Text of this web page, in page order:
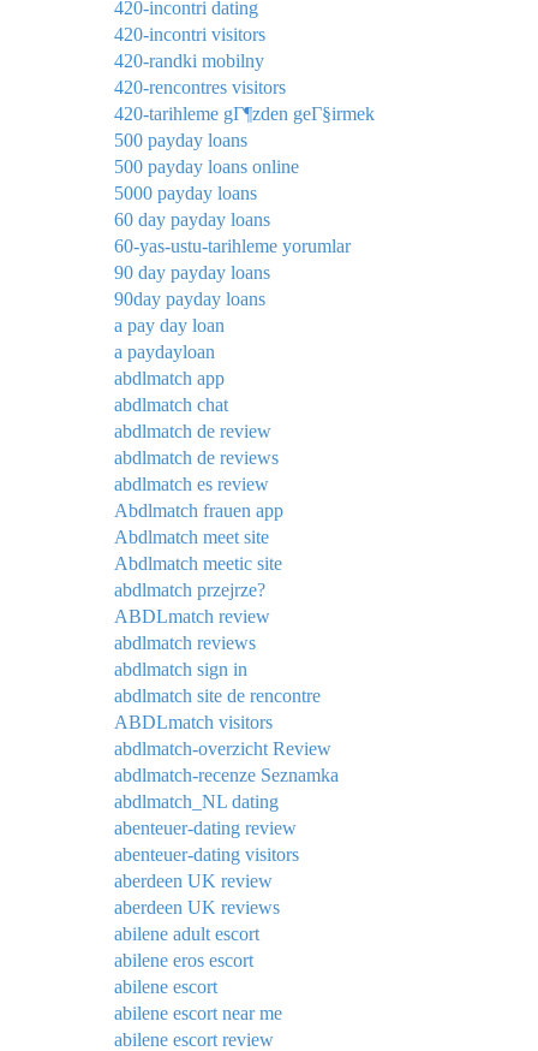
420-incontri dating
420-incontri visitors
420-randki mobilny
420-rencontres visitors
420-tarihleme gГ¶zden geГ§irmek
500 payday loans
500 payday loans online
5000 payday loans
60 day payday loans
60-yas-ustu-tarihleme yorumlar
90 day payday loans
90day payday loans
a pay day loan
a paydayloan
abdlmatch app
abdlmatch chat
abdlmatch de review
abdlmatch de reviews
abdlmatch es review
Abdlmatch frauen app
Abdlmatch meet site
Abdlmatch meetic site
abdlmatch przejrze?
ABDLmatch review
abdlmatch reviews
abdlmatch sign in
abdlmatch site de rencontre
ABDLmatch visitors
abdlmatch-overzicht Review
abdlmatch-recenze Seznamka
abdlmatch_NL dating
abenteuer-dating review
abenteuer-dating visitors
aberdeen UK review
aberdeen UK reviews
abilene adult escort
abilene eros escort
abilene escort
abilene escort near me
abilene escort review